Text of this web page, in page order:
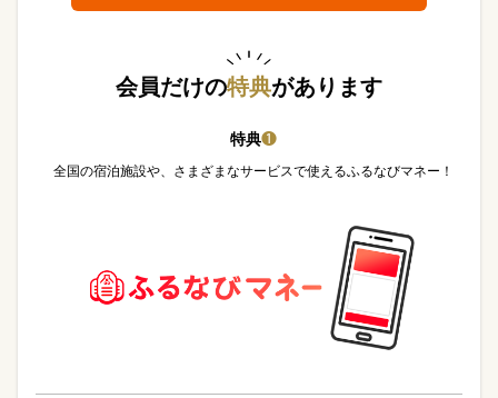
会員だけの特典があります
特典❶
全国の宿泊施設や、さまざまなサービスで使えるふるなびマネー！